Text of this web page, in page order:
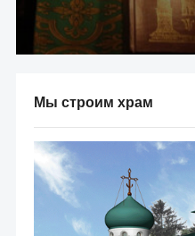
Мы строим храм